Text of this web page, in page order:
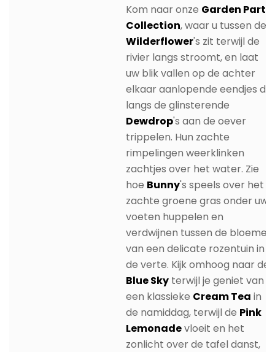
Kom naar onze Garden Party
Collection, waar u tussen de
Wilderflower's zit terwijl de
rivier langs stroomt, en laat
uw blik vallen op de achter
elkaar aanlopende eendjes die
langs de glinsterende
Dewdrop's aan de oever
trippelen. Hun zachte
rimpelingen weerklinken
zachtjes over het water. Zie
hoe Bunny's speels over het
zachte groene gras onder uw
voeten huppelen en
verdwijnen tussen de bloemen
van een delicate rozentuin in
de verte. Kijk omhoog naar de
Blue Sky terwijl je geniet van
een klassieke Cream Tea in
de namiddag, terwijl de Pink
Lemonadevloeit en het
zonlicht over de tafel danst,